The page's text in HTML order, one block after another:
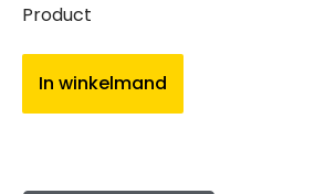
Product
In winkelmand